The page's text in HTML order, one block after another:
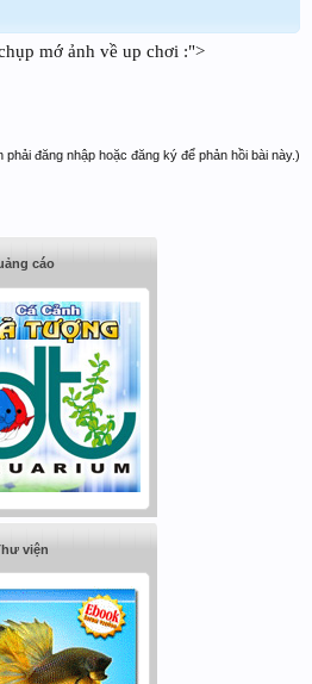
mớ ảnh về up chơi :">
phải đăng nhập hoặc đăng ký để phản hồi bài này.)
cáo
viện